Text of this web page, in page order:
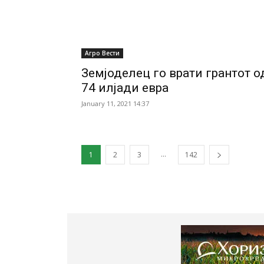
Агро Вести
Земјоделец го врати грантот
74 илјади евра
January 11, 2021 14:37
1 2 3 ... 142